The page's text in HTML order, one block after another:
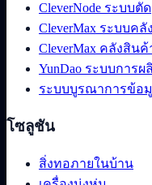
CleverNode ระบบตัด
CleverMax ระบบค
CleverMax คลังสิน
YunDao ระบบการ
ระบบบูรณาการข้อ
โซลูชัน
สิ่งทอภายในบ้าน